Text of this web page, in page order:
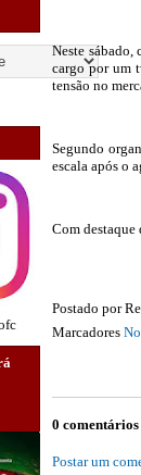
Neste
cargo por um
tensão no
Segundo
escala após o
Com destaque
Postado por
Marcadores
0 comentários
Postar um